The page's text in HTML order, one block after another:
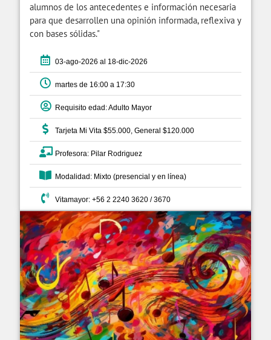
alumnos de los antecedentes e información necesaria
para que desarrollen una opinión informada, reflexiva y
con bases sólidas."
03-ago-2026 al 18-dic-2026
martes de 16:00 a 17:30
Requisito edad: Adulto Mayor
Tarjeta Mi Vita $55.000, General $120.000
Profesora: Pilar Rodriguez
Modalidad: Mixto (presencial y en línea)
Vitamayor: +56 2 2240 3620 / 3670